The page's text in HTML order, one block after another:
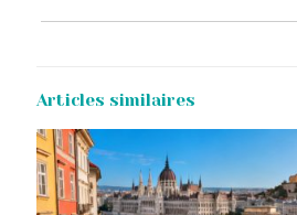
Articles similaires